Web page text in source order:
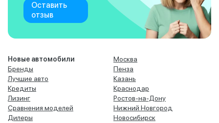
Оставить
отзыв
Новые автомобили
Бренды
Лучшие авто
Кредиты
Лизинг
Сравнения моделей
Дилеры
Москва
Пенза
Казань
Краснодар
Ростов-на-Дону
Нижний Новгород
Новосибирск